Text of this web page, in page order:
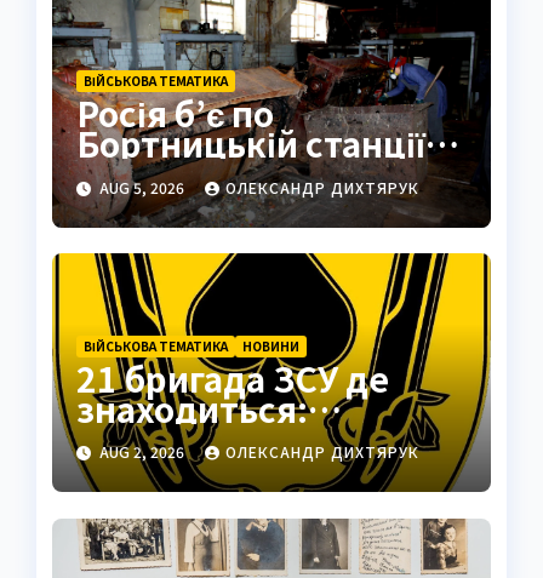
ВІЙСЬКОВА ТЕМАТИКА
Росія б’є по
Бортницькій станції:
експерт попередив
про катастрофу
AUG 5, 2026 ОЛЕКСАНДР ДИХТЯРУК
ВІЙСЬКОВА ТЕМАТИКА НОВИНИ
21 бригада ЗСУ де
знаходиться:
Подільськ як
стратегічний центр
AUG 2, 2026 ОЛЕКСАНДР ДИХТЯРУК